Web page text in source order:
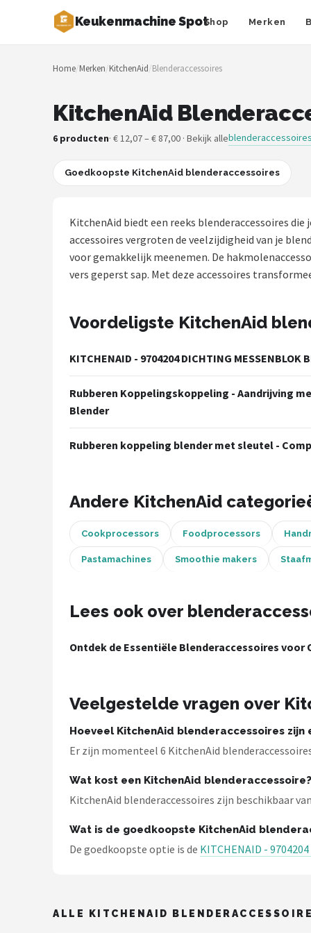
Keukenmachine SpotShop Merken
Zoeken
NAVIGATIE
Merken
Restaurants
POPULAIRE MERKEN
KitchenBrothers
Home/Merken/KitchenAid/Blenderaccessoires
KitchenAid
6 producten· € 12,07 – € 87,00 · Bekijk alleblenderaccessoires
Goedkoopste KitchenAid blenderaccessoires
KitchenAid biedt een reeks blenderaccessoires
accessoires vergroten de veelzijdigheid van je
voor gemakkelijk meenemen. De
vers geperst sap. Met deze accessoires
Voordeligste KitchenAid
KITCHENAID - 9704204 DICHTING MESSENBLOK
Rubberen Koppelingskoppeling - Aandrijving
Blender
Rubberen koppeling blender met sleutel -
Andere KitchenAid
Cookprocessors Foodprocessors
Pastamachines Smoothie makers
Lees ook over
Ontdek de Essentiële Blenderaccessoires
Veelgestelde vragen over
Hoeveel KitchenAid blenderaccessoires zijn
Er zijn momenteel 6 KitchenAid
Wat kost een KitchenAid blenderaccessoire?
KitchenAid blenderaccessoires zijn beschikbaar
Wat is de goedkoopste KitchenAid
De goedkoopste optie is de KITCHENAID -
ALLE KITCHENAID